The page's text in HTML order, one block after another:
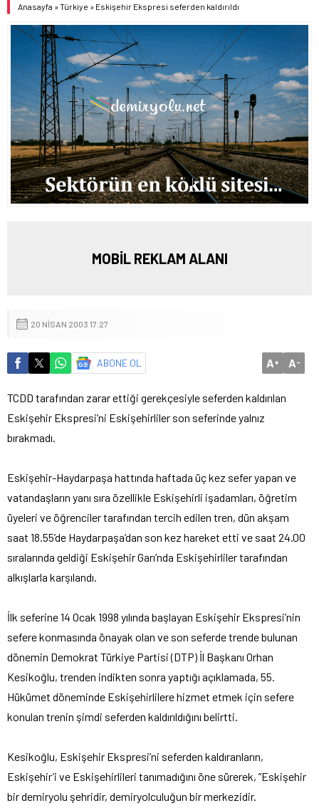
Anasayfa »Türkiye » Eskişehir Ekspresi seferden kaldırıldı
MOBİL REKLAM ALANI
20 NISAN 2003 17:27
ABONE OL A+ A-
TCDD tarafından zarar ettiği gerekçesiyle seferden kaldırılan
Eskişehir Ekspresi’ni Eskişehirliler son seferinde yalnız
bırakmadı.
Eskişehir-Haydarpaşa hattında haftada üç kez sefer yapan ve
vatandaşların yanı sıra özellikle Eskişehirli işadamları, öğretim
üyeleri ve öğrenciler tarafından tercih edilen tren, dün akşam
saat 18.55’de Haydarpaşa’dan son kez hareket etti ve saat 24.00
sıralarında geldiği Eskişehir Garı’nda Eskişehirliler tarafından
alkışlarla karşılandı.
İlk seferine 14 Ocak 1998 yılında başlayan Eskişehir Ekspresi’nin
sefere konmasında önayak olan ve son seferde trende bulunan
dönemin Demokrat Türkiye Partisi (DTP) İl Başkanı Orhan
Kesikoğlu, trenden indikten sonra yaptığı açıklamada, 55.
Hükümet döneminde Eskişehirlilere hizmet etmek için sefere
konulan trenin şimdi seferden kaldırıldığını belirtti.
Kesikoğlu, Eskişehir Ekspresi’ni seferden kaldıranların,
Eskişehir’i ve Eskişehirlileri tanımadığını öne sürerek, ”Eskişehir
bir demiryolu şehridir, demiryolculuğun bir merkezidir.